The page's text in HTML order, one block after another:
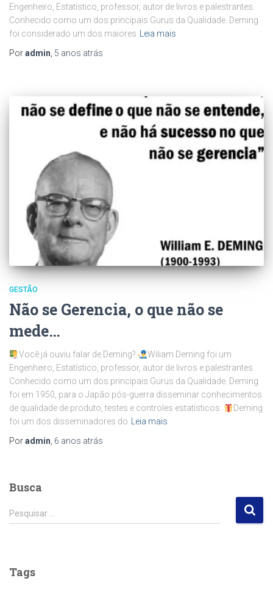
Engenheiro, Estatístico, professor, autor de livros e palestrantes.
Conhecido como um dos principais Gurus da Qualidade. Deming
foi considerado um dos maiores
Leia mais
Poradmin 5 anos atrás
GESTÃO
Não se Gerencia, o que não se
mede…
Você já ouviu falar de Deming?
Wiliam Deming foi um
Engenheiro, Estatístico, professor, autor de livros e palestrantes.
Conhecido como um dos principais Gurus da Qualidade. Deming
foi em 1950, para o Japão pós-guerra disseminar conhecimentos
de qualidade de produto, testes e controles estatísticos.
Deming
foi um dos disseminadores do Leia mais
Poradmin, 6 anos atrás
Busca
P
e
Pesquisar …
Tags